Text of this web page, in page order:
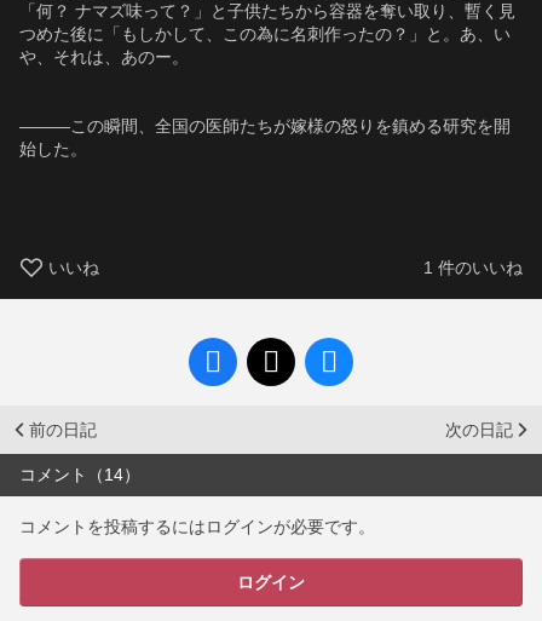
「何？ ナマズ味って？」と子供たちから容器を奪い取り、暫く見
つめた後に「もしかして、この為に名刺作ったの？」と。あ、い
や、それは、あのー。
―――この瞬間、全国の医師たちが嫁様の怒りを鎮める研究を開
始した。
いいね 1 件のいいね
前の日記 次の日記
コメント（14）
コメントを投稿するにはログインが必要です。
ログイン